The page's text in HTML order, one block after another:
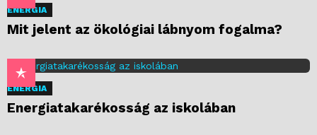
ENERGIA
Mit jelent az ökológiai lábnyom fogalma?
ENERGIA
Energiatakarékosság az iskolában